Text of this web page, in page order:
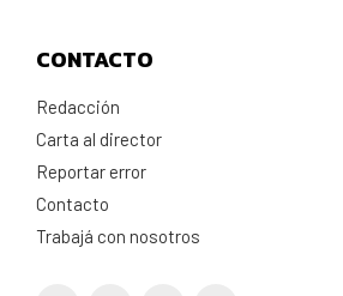
CONTACTO
Redacción
Carta al director
Reportar error
Contacto
Trabajá con nosotros